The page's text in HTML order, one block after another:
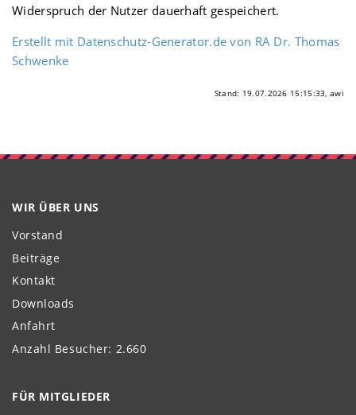
Widerspruch der Nutzer dauerhaft gespeichert.
Erstellt mit Datenschutz-Generator.de von RA Dr. Thomas
Schwenke
Stand: 19.07.2026 15:15:33, awi
WIR ÜBER UNS
Vorstand
Beiträge
Kontakt
Downloads
Anfahrt
Anzahl Besucher: 2.660
FÜR MITGLIEDER